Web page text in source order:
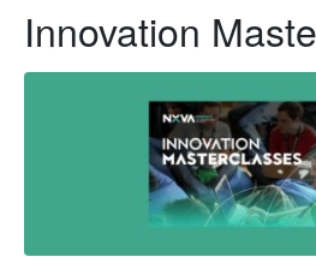
Innovation